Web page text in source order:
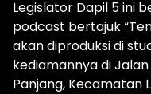
Legislator Dapil 5 ini
podcast bertajuk
akan diproduksi di
kediamannya di
Panjang, Kecamatan